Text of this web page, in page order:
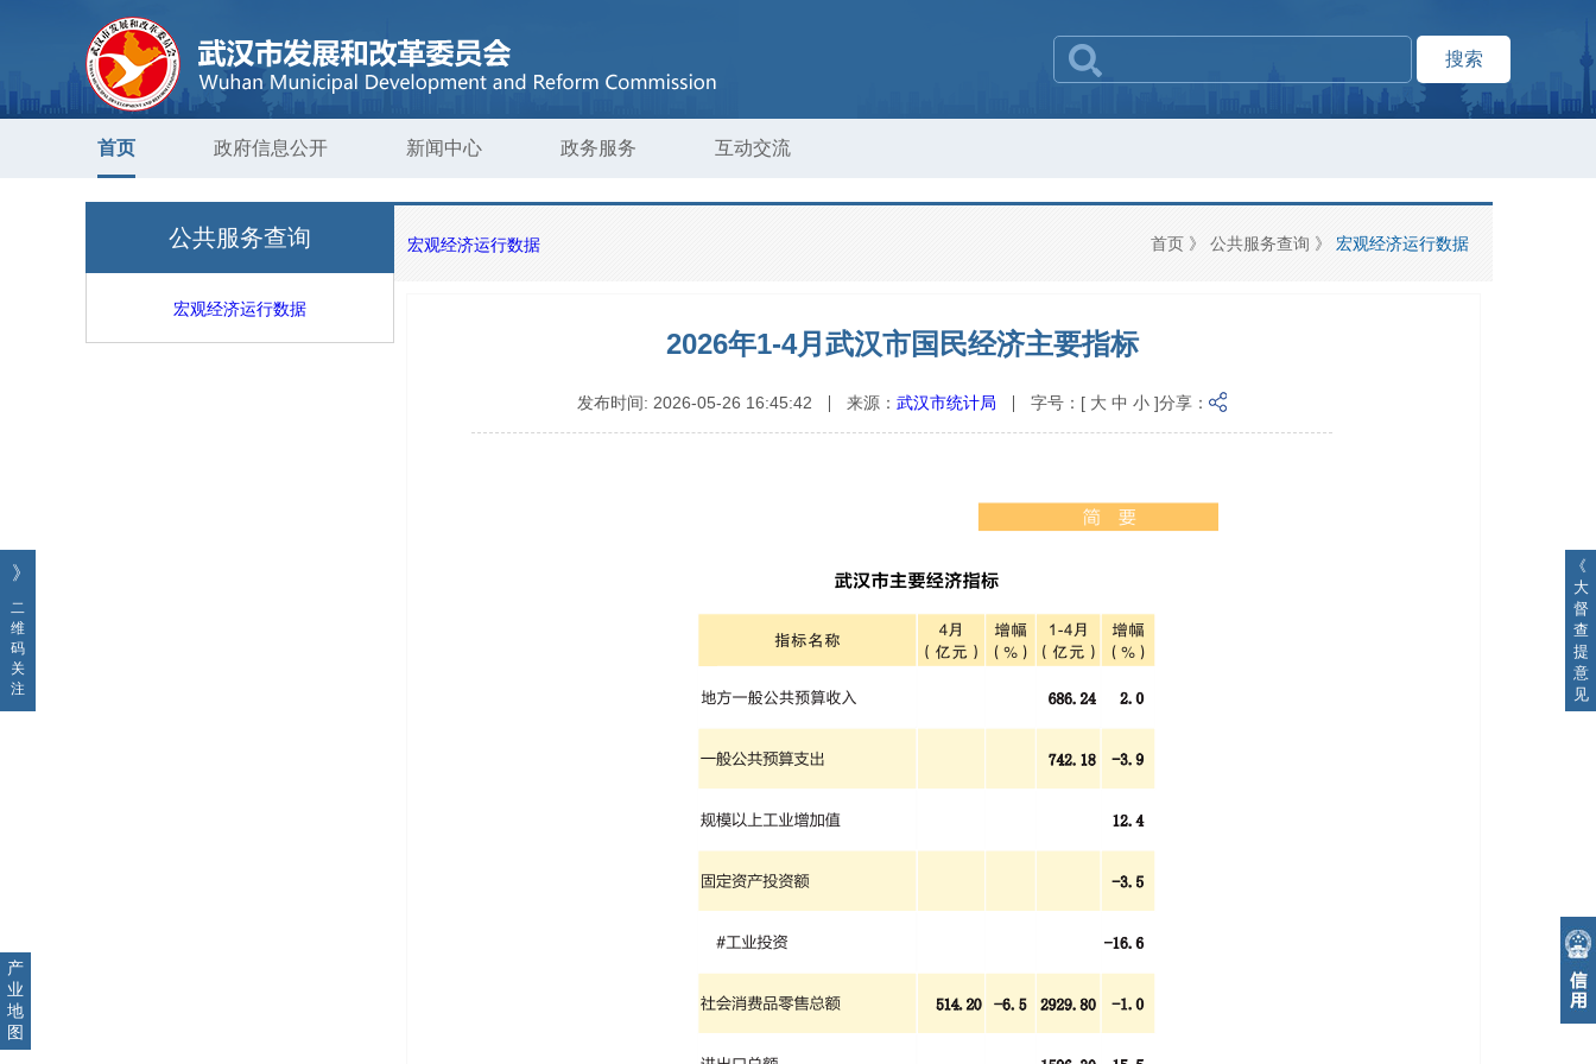
搜索
首页 政府信息公开 新闻中心 政务服务 互动交流
公共服务查询
宏观经济运行数据
宏观经济运行数据 首页 》 公共服务查询 》 宏观经济运行数据
2026年1-4月武汉市国民经济主要指标
发布时间: 2026-05-26 16:45:42 来源： 武汉市统计局 字号： [ 大 中 小 ]分享：
》
二
维
码
关
注
《
大
督
查
提
意
见
产
业
地
图